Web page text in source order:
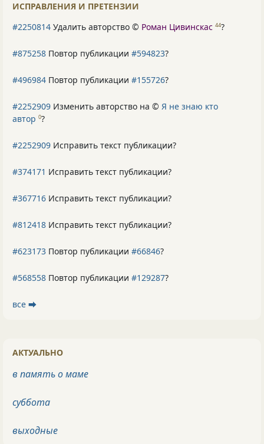
ИСПРАВЛЕНИЯ И ПРЕТЕНЗИИ
#2250814 Удалить авторство © Роман Цивинскас 44?
#875258 Повтор публикации #594823?
#496984 Повтор публикации #155726?
#2252909 Изменить авторство на © Я не знаю кто
автор 0?
#2252909 Исправить текст публикации?
#374171 Исправить текст публикации?
#367716 Исправить текст публикации?
#812418 Исправить текст публикации?
#623173 Повтор публикации #66846?
#568558 Повтор публикации #129287?
все ⮕
АКТУАЛЬНО
в память о маме
суббота
выходные